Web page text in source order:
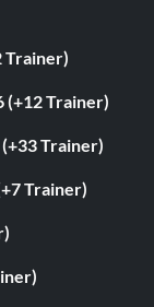
Trainer)
(+12 Trainer)
Trainer)
Trainer)